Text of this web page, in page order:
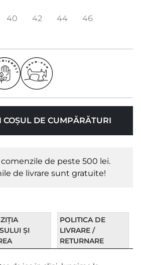
40 42 44
46
DE CUMPĂRĂTURI
de peste 500 lei.
de livrare sunt gratuite!
ȘI
POLITICA DE
LIVRARE /
RETURNARE